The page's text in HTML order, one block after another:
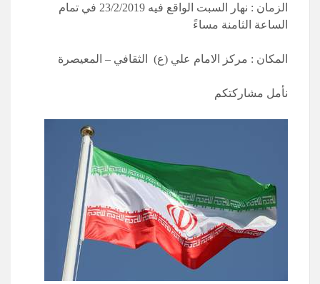
الزمان : نهار السبت الواقع فيه 23/2/2019 في تمام
الساعة الثامنة مساءً
المكان : مركز الامام علي (ع) الثقافي – المعيصرة
نأمل مشاركتكم